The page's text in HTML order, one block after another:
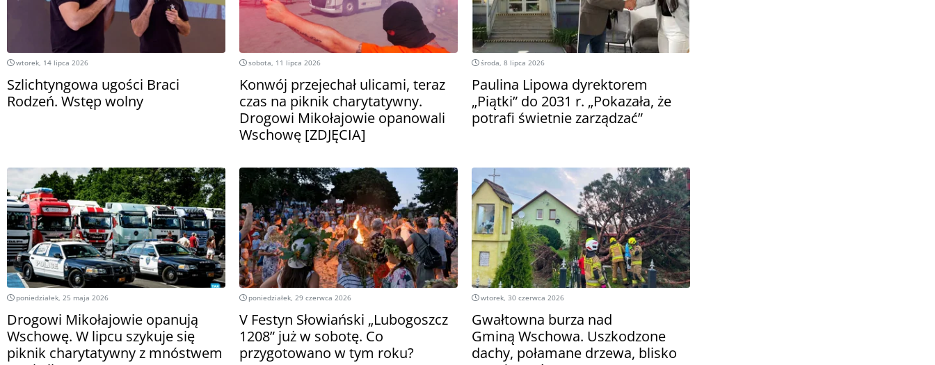
wtorek, 14 lipca 2026
Szlichtyngowa ugości Braci
Rodzeń. Wstęp wolny
sobota, 11 lipca 2026
Konwój przejechał ulicami, teraz
czas na piknik charytatywny.
Drogowi Mikołajowie opanowali
Wschowę [ZDJĘCIA]
środa, 8 lipca 2026
Paulina Lipowa dyrektorem
„Piątki” do 2031 r. „Pokazała, że
potrafi świetnie zarządzać”
poniedziałek, 25 maja 2026
Drogowi Mikołajowie opanują
Wschowę. W lipcu szykuje się
piknik charytatywny z mnóstwem
poniedziałek, 29 czerwca 2026
V Festyn Słowiański „Lubogoszcz
1208” już w sobotę. Co
przygotowano w tym roku?
wtorek, 30 czerwca 2026
Gwałtowna burza nad
Gminą Wschowa. Uszkodzone
dachy, połamane drzewa, blisko